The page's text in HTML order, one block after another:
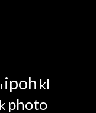
ipoh kl
photo